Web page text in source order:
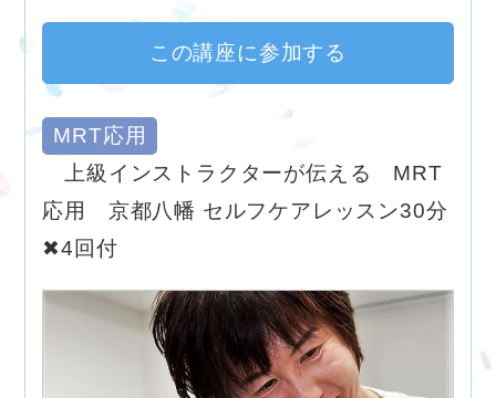
この講座に参加する
MRT応用
上級インストラクターが伝える MRT
応用 京都八幡 セルフケアレッスン30分
✖4回付